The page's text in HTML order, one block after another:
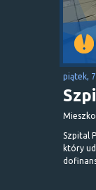
piątek,
Szpital
który